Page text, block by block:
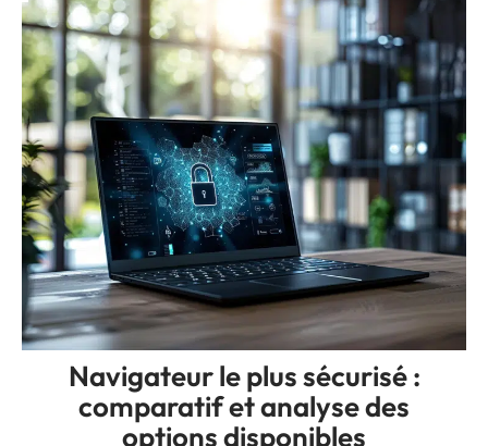
Navigateur le plus sécurisé :
comparatif et analyse des
options disponibles